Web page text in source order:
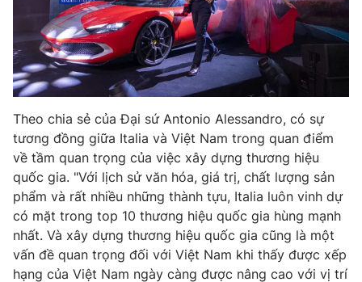
Theo chia sẻ của Đại sứ Antonio Alessandro, có sự
tương đồng giữa Italia và Việt Nam trong quan điểm
về tầm quan trọng của việc xây dựng thương hiệu
quốc gia. "Với lịch sử văn hóa, giá trị, chất lượng sản
phẩm và rất nhiều những thành tựu, Italia luôn vinh dự
có mặt trong top 10 thương hiệu quốc gia hùng mạnh
nhất. Và xây dựng thương hiệu quốc gia cũng là một
vấn đề quan trọng đối với Việt Nam khi thấy được xếp
hạng của Việt Nam ngày càng được nâng cao với vị trí